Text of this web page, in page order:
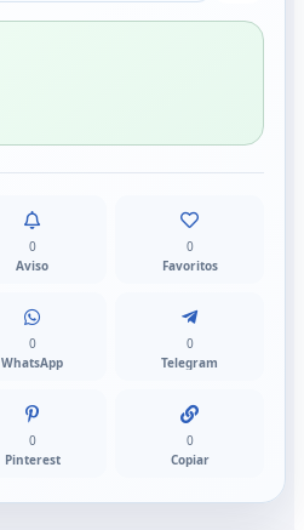
0
Aviso
0
Favoritos
0
WhatsApp
0
Telegram
0
Pinterest
0
Copiar